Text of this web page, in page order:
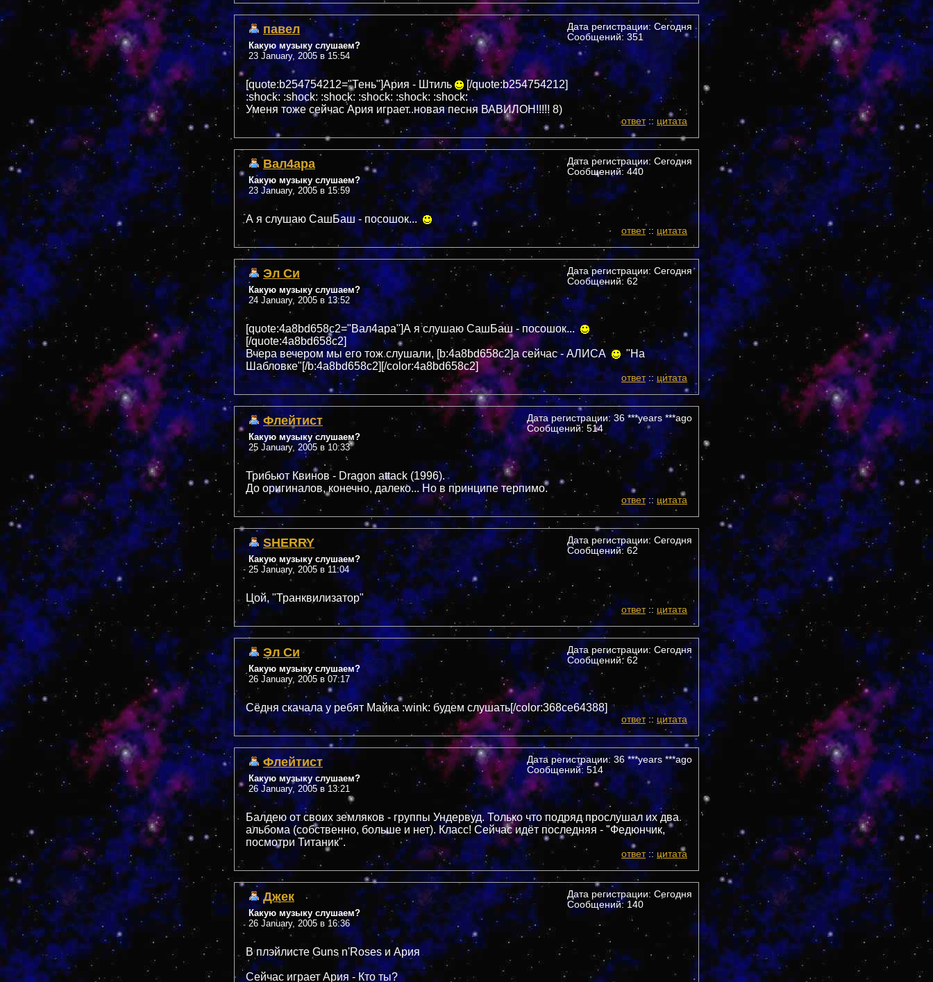
павел
Какую музыку слушаем?
23 January, 2005 в 15:54
Дата регистрации: Сегодня
Сообщений: 351
[quote:b254754212="Тень"]Ария - Штиль
[/quote:b254754212]
:shock: :shock: :shock: :shock: :shock: :shock:
Уменя тоже сейчас Ария играет..новая песня ВАВИЛОН!!!!! 8)
ответ:: цитата
Вал4ара
Какую музыку слушаем?
23 January, 2005 в 15:59
Дата регистрации: Сегодня
Сообщений: 440
А я слушаю СашБаш - посошок...
ответ:: цитата
Эл Си
Какую музыку слушаем?
24 January, 2005 в 13:52
Дата регистрации: Сегодня
Сообщений: 62
[quote:4a8bd658c2="Вал4ара"]А я слушаю СашБаш - посошок...
[/quote:4a8bd658c2]
Вчера вечером мы его тож слушали, [b:4a8bd658c2]а сейчас - АЛИСА
"На
Шабловке"[/b:4a8bd658c2][/color:4a8bd658c2]
ответ::цитата
Флейтист
Какую музыку слушаем?
25 January, 2005 в 10:33
Дата регистрации: 36 ***years ***ago
Сообщений: 514
Трибьют Квинов - Dragon attack (1996).
До оригиналов, конечно, далеко... Но в принципе терпимо.
ответ:: цитата
SHERRY
Какую музыку слушаем?
25 January, 2005 в 11:04
Дата регистрации: Сегодня
Сообщений: 62
Цой, "Транквилизатор"
ответ:: цитата
Эл Си
Какую музыку слушаем?
26 January, 2005 в 07:17
Дата регистрации: Сегодня
Сообщений: 62
Сёдня скачала у ребят Майка :wink: будем слушать[/color:368ce64388]
ответ:: цитата
Флейтист
Какую музыку слушаем?
26 January, 2005 в 13:21
Дата регистрации: 36 ***years ***ago
Сообщений: 514
Балдею от своих земляков - группы Ундервуд. Только что подряд прослушал их два
альбома (собственно, больше и нет). Класс! Сейчас идёт последняя - "Федюнчик,
посмотри Титаник".
ответ:: цитата
Джек
Какую музыку слушаем?
26 January, 2005 в 16:36
Дата регистрации: Сегодня
Сообщений: 140
В плэйлисте Guns n'Roses и Ария
Сейчас играет Ария - Кто ты?